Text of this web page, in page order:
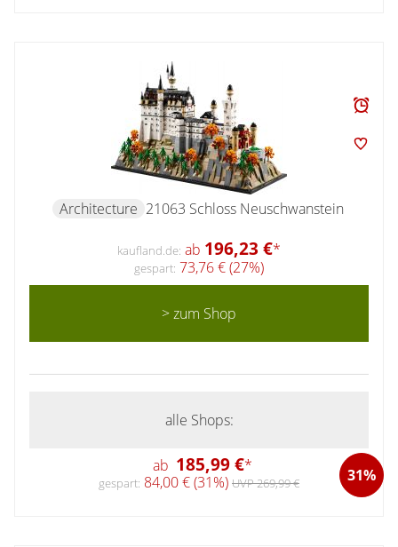
Architecture 21063 Schloss Neuschwanstein
kaufland.de: ab 196,23 €*
gespart: 73,76 € (27%)
> zum Shop
alle Shops:
ab 185,99 €* 31%
gespart: 84,00 € (31%) UVP 269,99 €